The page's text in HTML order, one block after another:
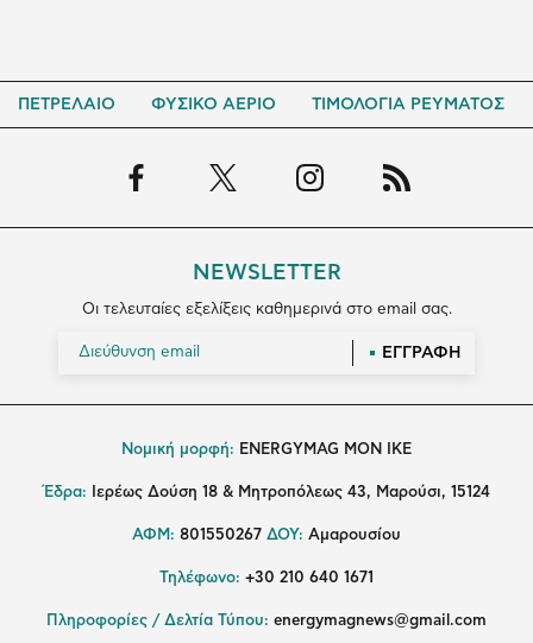
ΠΕΤΡΕΛΑΙΟ ΦΥΣΙΚΟ ΑΕΡΙΟ ΤΙΜΟΛΟΓΙΑ ΡΕΥΜΑΤΟΣ
NEWSLETTER
Οι τελευταίες εξελίξεις καθημερινά στο email σας.
ΕΓΓΡΑΦΗ
Νομική μορφή: ENERGYMAG MON IKE
Έδρα: Ιερέως Δούση 18 & Μητροπόλεως 43, Μαρούσι, 15124
ΑΦΜ: 801550267 ΔΟΥ: Αμαρουσίου
Τηλέφωνο: +30 210 640 1671
Πληροφορίες / Δελτία Τύπου: energymagnews@gmail.com